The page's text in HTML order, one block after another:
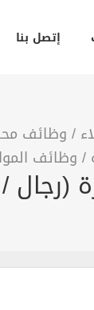
إتصل بنا
/ وظائف
/ وظائف
/